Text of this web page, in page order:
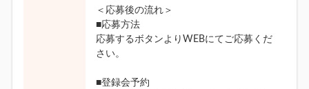
＜応募後の流れ＞
■応募方法
応募するボタンよりWEBにてご応募くだ
さい。
■登録会予約